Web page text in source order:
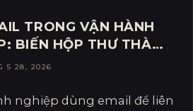
TRONG VẬN HÀNH
BIẾN HỘP THƯ THÀNH
THU
5 28, 2026
nghiệp dùng email để liên